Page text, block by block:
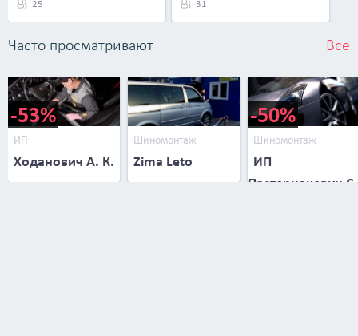
25
31
Часто просматривают Все
-53%
ИП
Ходанович А. К.
Шиномонтаж
Zima Leto
-50%
Шиномонтаж
ИП
Пастернакевич С.